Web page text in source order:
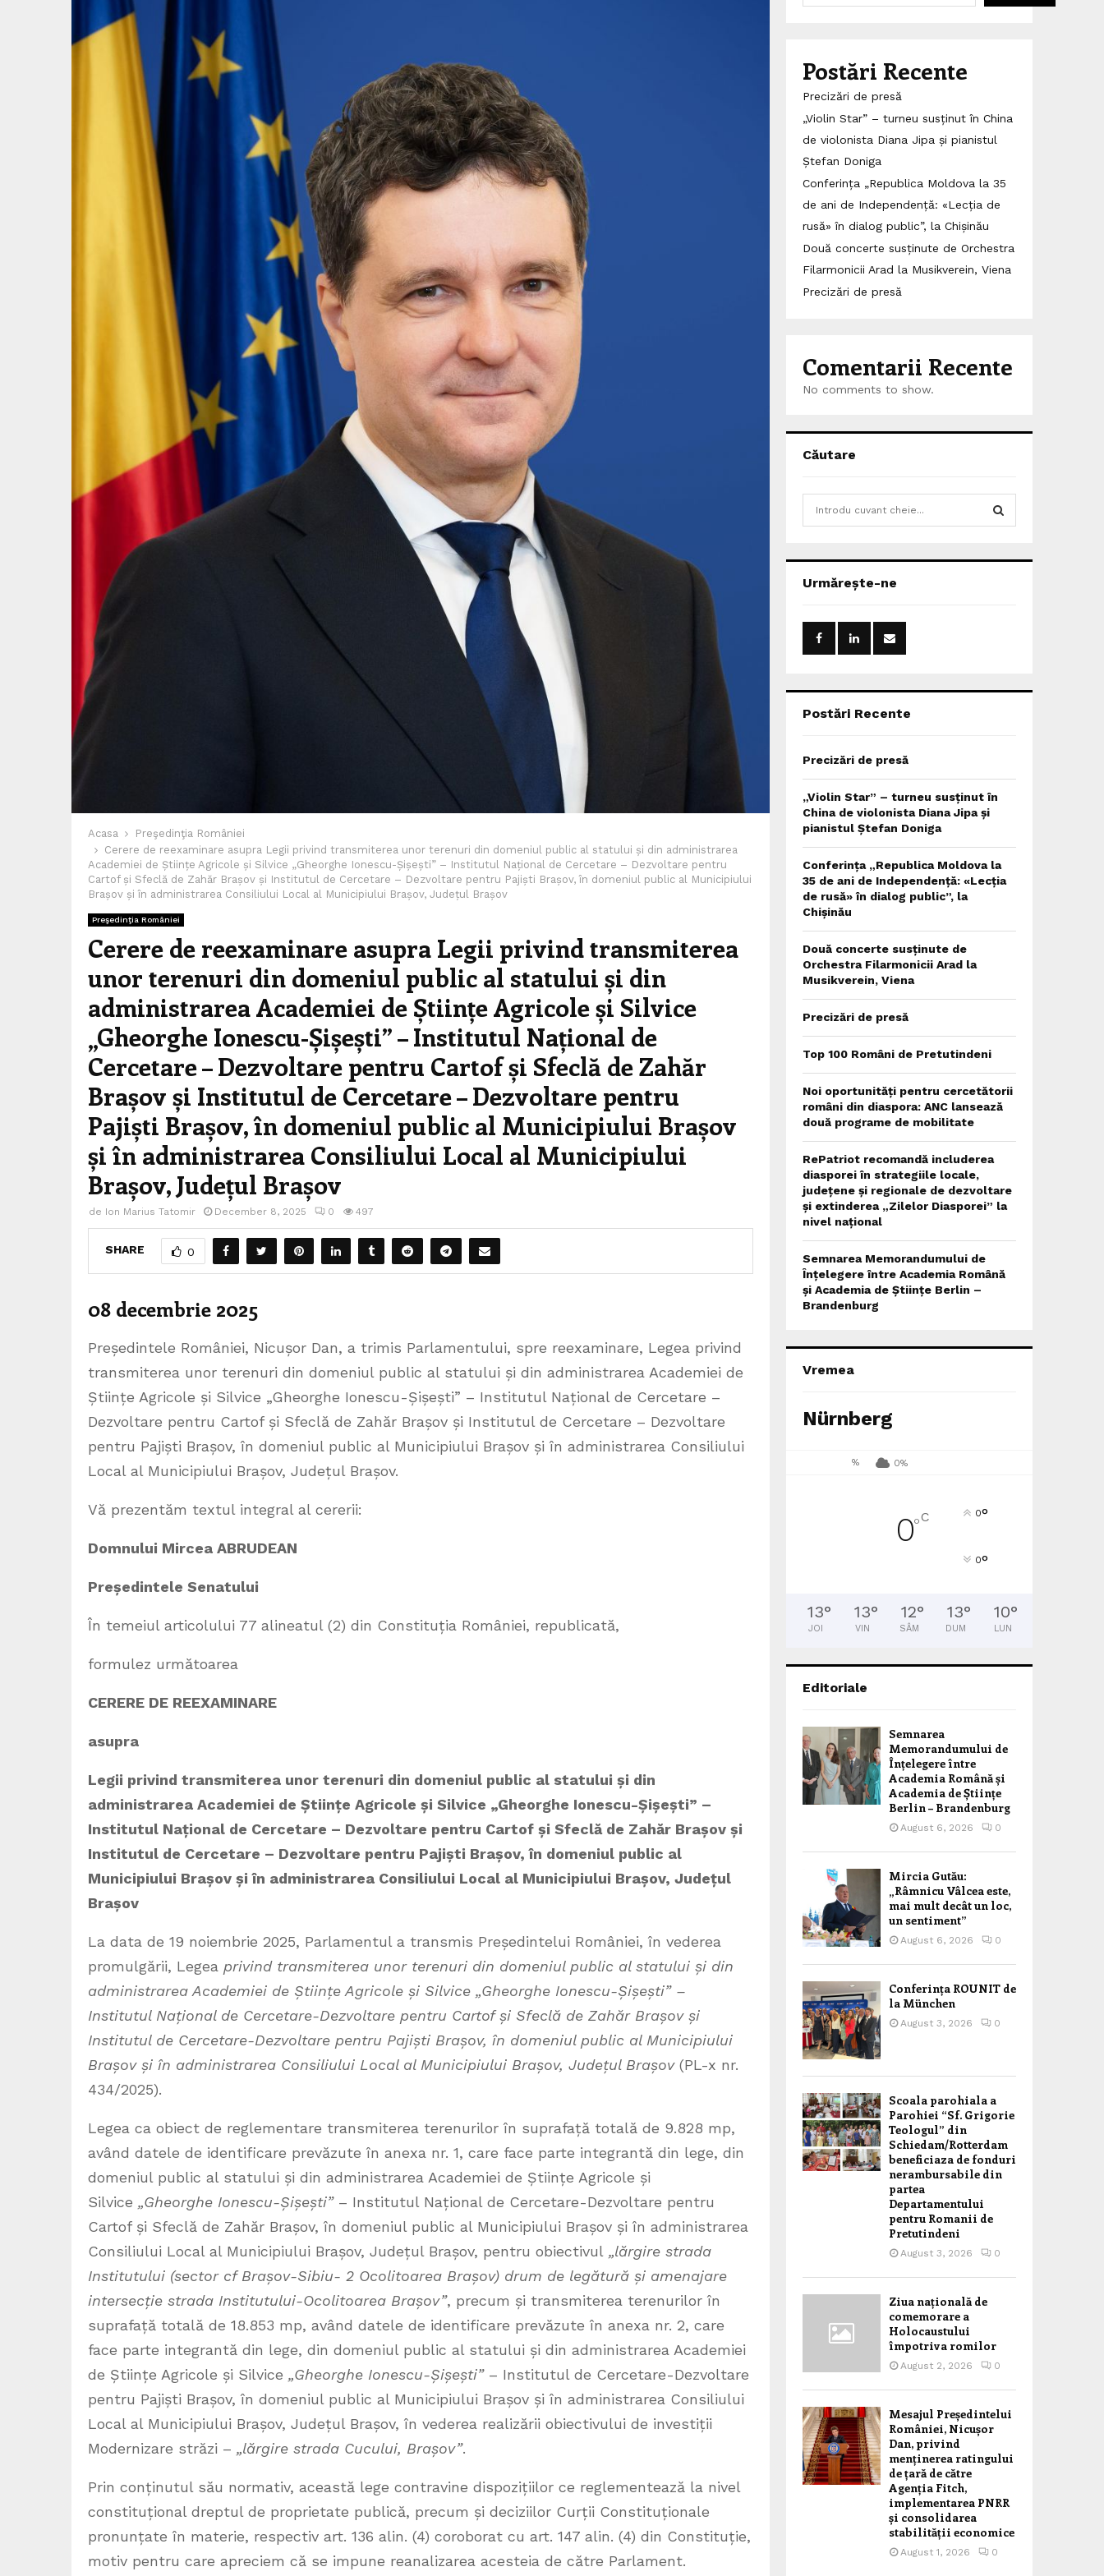
Acasa
Preşedinţia României
Cerere de reexaminare asupra Legii privind transmiterea unor terenuri din domeniul public al statului și din administrarea
Academiei de Științe Agricole și Silvice „Gheorghe Ionescu-Șișești” – Institutul Național de Cercetare – Dezvoltare pentru
Cartof și Sfeclă de Zahăr Brașov și Institutul de Cercetare – Dezvoltare pentru Pajiști Brașov, în domeniul public al Municipiului
Brașov și în administrarea Consiliului Local al Municipiului Brașov, Județul Brașov
Preşedinţia României
Cerere de reexaminare asupra Legii privind transmiterea
unor terenuri din domeniul public al statului și din
administrarea Academiei de Științe Agricole și Silvice
„Gheorghe Ionescu-Șișești” – Institutul Național de
Cercetare – Dezvoltare pentru Cartof și Sfeclă de Zahăr
Brașov și Institutul de Cercetare – Dezvoltare pentru
Pajiști Brașov, în domeniul public al Municipiului Brașov
și în administrarea Consiliului Local al Municipiului
Brașov, Județul Brașov
de Ion Marius Tatomir December 8, 2025 0 497
SHARE 0
08 decembrie 2025
Președintele României, Nicușor Dan, a trimis Parlamentului, spre reexaminare, Legea privind
transmiterea unor terenuri din domeniul public al statului și din administrarea Academiei de
Științe Agricole și Silvice „Gheorghe Ionescu-Șișești” – Institutul Național de Cercetare –
Dezvoltare pentru Cartof și Sfeclă de Zahăr Brașov și Institutul de Cercetare – Dezvoltare
pentru Pajiști Brașov, în domeniul public al Municipiului Brașov și în administrarea Consiliului
Local al Municipiului Brașov, Județul Brașov.
Vă prezentăm textul integral al cererii:
Domnului Mircea ABRUDEAN
Președintele Senatului
În temeiul articolului 77 alineatul (2) din Constituția României, republicată,
formulez următoarea
CERERE DE REEXAMINARE
asupra
Legii privind transmiterea unor terenuri din domeniul public al statului și din
administrarea Academiei de Științe Agricole și Silvice „Gheorghe Ionescu-Șișești” –
Institutul Național de Cercetare – Dezvoltare pentru Cartof și Sfeclă de Zahăr Brașov și
Institutul de Cercetare – Dezvoltare pentru Pajiști Brașov, în domeniul public al
Municipiului Brașov și în administrarea Consiliului Local al Municipiului Brașov, Județul
Brașov
La data de 19 noiembrie 2025, Parlamentul a transmis Președintelui României, în vederea
promulgării, Legea privind transmiterea unor terenuri din domeniul public al statului și din
administrarea Academiei de Științe Agricole și Silvice „Gheorghe Ionescu-Șișești” –
Institutul Național de Cercetare-Dezvoltare pentru Cartof și Sfeclă de Zahăr Brașov și
Institutul de Cercetare-Dezvoltare pentru Pajiști Brașov, în domeniul public al Municipiului
Brașov și în administrarea Consiliului Local al Municipiului Brașov, Județul Brașov(PL-x nr.
434/2025).
Legea ca obiect de reglementare transmiterea terenurilor în suprafață totală de 9.828 mp,
având datele de identificare prevăzute în anexa nr. 1, care face parte integrantă din lege, din
domeniul public al statului și din administrarea Academiei de Științe Agricole și
Silvice „Gheorghe Ionescu-Șișești”– Institutul Național de Cercetare-Dezvoltare pentru
Cartof și Sfeclă de Zahăr Brașov, în domeniul public al Municipiului Brașov și în administrarea
Consiliului Local al Municipiului Brașov, Județul Brașov, pentru obiectivul „lărgire strada
Institutului (sector cf Brașov-Sibiu- 2 Ocolitoarea Brașov) drum de legătură și amenajare
intersecție strada Institutului-Ocolitoarea Brașov”, precum și transmiterea terenurilor în
suprafață totală de 18.853 mp, având datele de identificare prevăzute în anexa nr. 2, care
face parte integrantă din lege, din domeniul public al statului și din administrarea Academiei
de Științe Agricole și Silvice „Gheorghe Ionescu-Șișești”– Institutul de Cercetare-Dezvoltare
pentru Pajiști Brașov, în domeniul public al Municipiului Brașov și în administrarea Consiliului
Local al Municipiului Brașov, Județul Brașov, în vederea realizării obiectivului de investiții
Modernizare străzi – „lărgire strada Cucului, Brașov”.
Prin conținutul său normativ, această lege contravine dispozițiilor ce reglementează la nivel
constituțional dreptul de proprietate publică, precum și deciziilor Curții Constituționale
pronunțate în materie, respectiv art. 136 alin. (4) coroborat cu art. 147 alin. (4) din Constituție,
motiv pentru care apreciem că se impune reanalizarea acesteia de către Parlament.
Postări Recente
Precizări de presă
„Violin Star” – turneu susținut în China
de violonista Diana Jipa și pianistul
Ștefan Doniga
Conferința „Republica Moldova la 35
de ani de Independență: «Lecția de
rusă» în dialog public”, la Chișinău
Două concerte susținute de Orchestra
Filarmonicii Arad la Musikverein, Viena
Precizări de presă
Comentarii Recente
No comments to show.
Căutare
h
o
:
Urmărește-ne
Postări Recente
Precizări de presă
„Violin Star” – turneu susținut în
China de violonista Diana Jipa și
pianistul Ștefan Doniga
Conferința „Republica Moldova la
35 de ani de Independență: «Lecția
de rusă» în dialog public”, la
Chișinău
Două concerte susținute de
Orchestra Filarmonicii Arad la
Musikverein, Viena
Precizări de presă
Top 100 Români de Pretutindeni
Noi oportunități pentru cercetătorii
români din diaspora: ANC lansează
două programe de mobilitate
RePatriot recomandă includerea
diasporei în strategiile locale,
județene și regionale de dezvoltare
și extinderea „Zilelor Diasporei” la
nivel național
Semnarea Memorandumului de
Înțelegere între Academia Română
și Academia de Științe Berlin –
Brandenburg
Vremea
Nürnberg
% 0%
0°C 0°
0°
13°
JOI
13°
VIN
12°
SÂM
13°
DUM
10°
LUN
Editoriale
Semnarea
Memorandumului de
Înțelegere între
Academia Română și
Academia de Științe
Berlin – Brandenburg
August 6, 2026 0
Mircia Gutău:
„Râmnicu Vâlcea este,
mai mult decât un loc,
un sentiment”
August 6, 2026 0
Conferința ROUNIT de
la München
August 3, 2026 0
Scoala parohiala a
Parohiei “Sf. Grigorie
Teologul” din
Schiedam/Rotterdam
beneficiaza de fonduri
nerambursabile din
partea
Departamentului
pentru Romanii de
Pretutindeni
August 3, 2026 0
Ziua națională de
comemorare a
Holocaustului
împotriva romilor
August 2, 2026 0
Mesajul Președintelui
României, Nicușor
Dan, privind
menținerea ratingului
de țară de către
Agenția Fitch,
implementarea PNRR
și consolidarea
stabilității economice
August 1, 2026 0